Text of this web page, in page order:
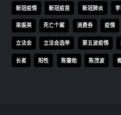
新冠疫情 新冠疫苗 新冠肺炎
梁振英 死亡个案 消费券 疫情
立法会 立法会选举 第五波疫情
长者 阳性 陈肇始 陈茂波